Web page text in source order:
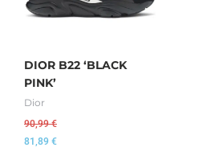
DIOR B22 ‘BLACK
PINK’
Dior
90,99€
81,89 €